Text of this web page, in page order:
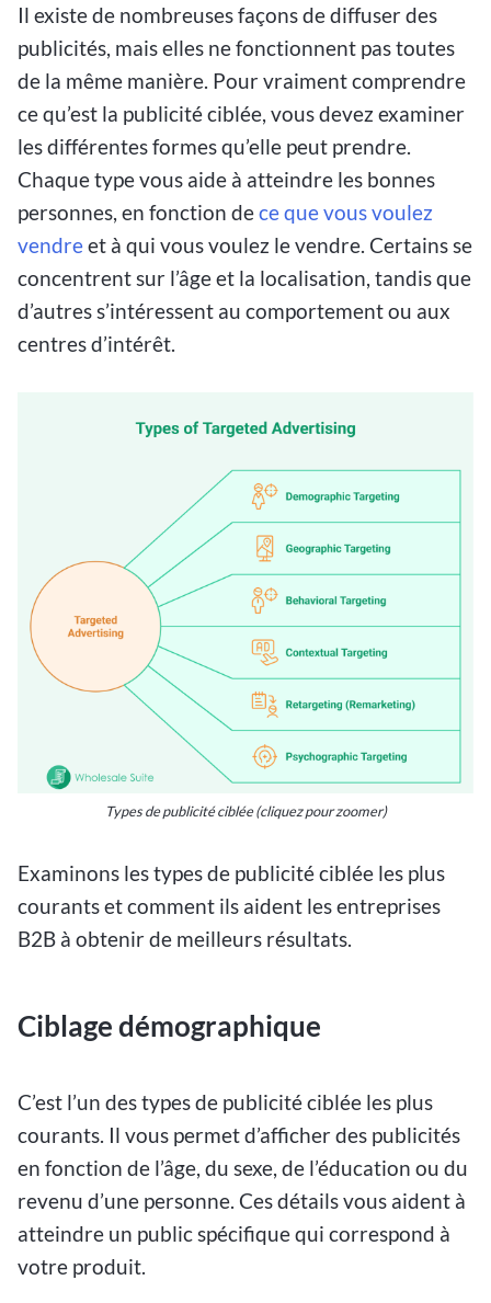
Il existe de nombreuses façons de diffuser des
publicités, mais elles ne fonctionnent pas toutes
de la même manière. Pour vraiment comprendre
ce qu’est la publicité ciblée, vous devez examiner
les différentes formes qu’elle peut prendre.
Chaque type vous aide à atteindre les bonnes
personnes, en fonction dece que vous voulez
vendreet à qui vous voulez le vendre. Certains se
concentrent sur l’âge et la localisation, tandis que
d’autres s’intéressent au comportement ou aux
centres d’intérêt.
Types de publicité ciblée (cliquez pour zoomer)
Examinons les types de publicité ciblée les plus
courants et comment ils aident les entreprises
B2B à obtenir de meilleurs résultats.
Ciblage démographique
C’est l’un des types de publicité ciblée les plus
courants. Il vous permet d’afficher des publicités
en fonction de l’âge, du sexe, de l’éducation ou du
revenu d’une personne. Ces détails vous aident à
atteindre un public spécifique qui correspond à
votre produit.